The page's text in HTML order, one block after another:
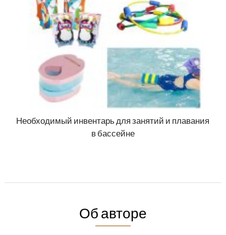
Необходимый инвентарь для занятий и плавания
в бассейне
Об авторе